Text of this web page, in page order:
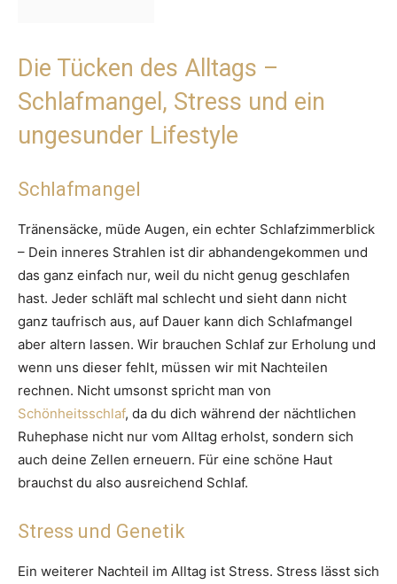
Die Tücken des Alltags –
Schlafmangel, Stress und ein
ungesunder Lifestyle
Schlafmangel
Tränensäcke, müde Augen, ein echter Schlafzimmerblick
– Dein inneres Strahlen ist dir abhandengekommen und
das ganz einfach nur, weil du nicht genug geschlafen
hast. Jeder schläft mal schlecht und sieht dann nicht
ganz taufrisch aus, auf Dauer kann dich Schlafmangel
aber altern lassen. Wir brauchen Schlaf zur Erholung und
wenn uns dieser fehlt, müssen wir mit Nachteilen
rechnen. Nicht umsonst spricht man von
Schönheitsschlaf, da du dich während der nächtlichen
Ruhephase nicht nur vom Alltag erholst, sondern sich
auch deine Zellen erneuern. Für eine schöne Haut
brauchst du also ausreichend Schlaf.
Stress und Genetik
Ein weiterer Nachteil im Alltag ist Stress. Stress lässt sich